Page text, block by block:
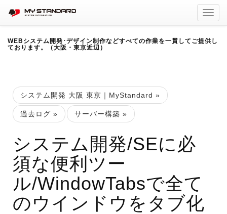
WEBシステム開発･デザイン制作などすべての作業を一貫してご提供し
ております。（大阪・東京近辺）
システム開発 大阪 東京｜MyStandard »
過去ログ » サーバー構築 »
システム開発/SEに必
須な便利ツー
ル/WindowTabsで全て
のウインドウをタブ化